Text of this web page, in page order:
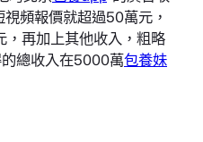
頻報價就超過50萬元，
再加上其他收入，粗略
總收入在5000萬包養妹